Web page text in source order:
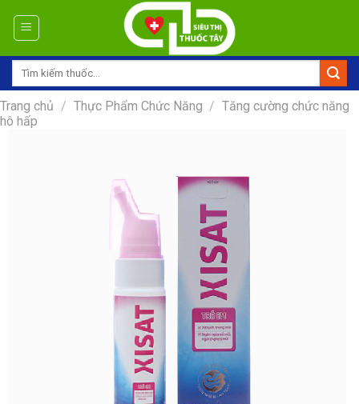
Tìm
Trang chủ / Thực Phẩm Chức Năng / Tăng cường chức năng
hô hấp